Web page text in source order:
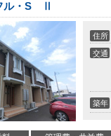
ル・S Ⅱ
住所
交通
築年